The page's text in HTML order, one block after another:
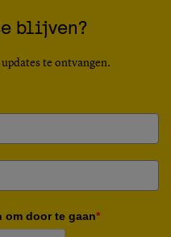
blijven?
te ontvangen.
om door te gaan*